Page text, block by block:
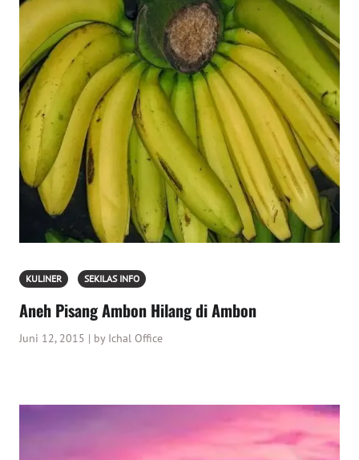
KULINER SEKILAS INFO
Aneh Pisang Ambon Hilang di Ambon
Juni 12, 2015 | by Ichal Office